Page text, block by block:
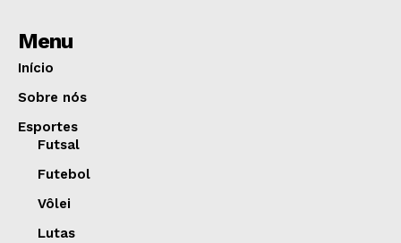
Menu
Início
Sobre nós
Esportes
Futsal
Futebol
Vôlei
Lutas